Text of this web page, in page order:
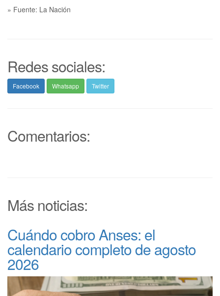
» Fuente: La Nación
Redes sociales:
Facebook Whatsapp Twitter
Comentarios:
Más noticias:
Cuándo cobro Anses: el
calendario completo de agosto
2026